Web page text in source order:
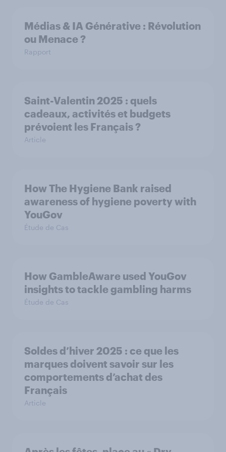
Médias & IA Générative : Révolution
ou Menace ?
Rapport
Saint-Valentin 2025 : quels
cadeaux, activités et budgets
prévoient les Français ?
Article
How The Hygiene Bank raised
awareness of hygiene poverty with
YouGov
Étude de Cas
How GambleAware used YouGov
insights to tackle gambling harms
Étude de Cas
Soldes d’hiver 2025 : ce que les
marques doivent savoir sur les
comportements d’achat des
Français
Article